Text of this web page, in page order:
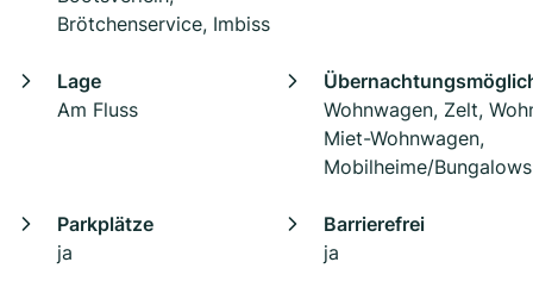
Brötchenservice, Imbiss
Lage
Am Fluss
Wohnwagen, Zelt,
Miet-Wohnwagen,
Mobilheime/Bungalows
Parkplätze
ja
Barrierefrei
ja